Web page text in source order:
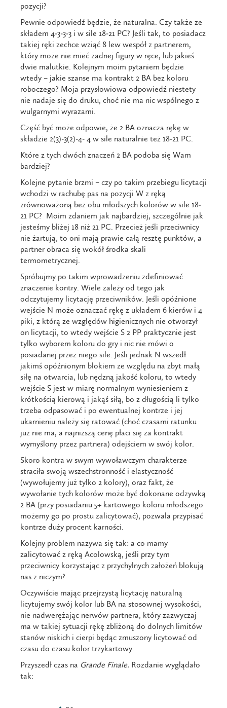
pozycji?
Pewnie odpowiedź będzie, że naturalna. Czy także ze
składem 4-3-3-3 i w sile 18-21 PC? Jeśli tak, to posiadacz
takiej ręki zechce wziąć 8 lew wespół z partnerem,
który może nie mieć żadnej figury w ręce, lub jakieś
dwie malutkie. Kolejnym moim pytaniem będzie
wtedy – jakie szanse ma kontrakt 2 BA bez koloru
roboczego? Moja przysłowiowa odpowiedź niestety
nie nadaje się do druku, choć nie ma nic wspólnego z
wulgarnymi wyrazami.
Część być może odpowie, że 2 BA oznacza rękę w
składzie 2(3)-3(2)-4- 4 w sile naturalnie też 18-21 PC.
Które z tych dwóch znaczeń 2 BA podoba się Wam
bardziej?
Kolejne pytanie brzmi – czy po takim przebiegu licytacji
wchodzi w rachubę pas na pozycji W z ręką
zrównoważoną bez obu młodszych kolorów w sile 18-
21 PC? Moim zdaniem jak najbardziej, szczególnie jak
jesteśmy bliżej 18 niż 21 PC. Przecież jeśli przeciwnicy
nie żartują, to oni mają prawie całą resztę punktów, a
partner obraca się wokół środka skali
termometrycznej.
Spróbujmy po takim wprowadzeniu zdefiniować
znaczenie kontry. Wiele zależy od tego jak
odczytujemy licytację przeciwników. Jeśli opóźnione
wejście N może oznaczać rękę z układem 6 kierów i 4
piki, z którą ze względów higienicznych nie otworzył
on licytacji, to wtedy wejście S 2 PP praktycznie jest
tylko wyborem koloru do gry i nic nie mówi o
posiadanej przez niego sile. Jeśli jednak N wszedł
jakimś opóźnionym blokiem ze względu na zbyt małą
siłę na otwarcia, lub nędzną jakość koloru, to wtedy
wejście S jest w miarę normalnym wyniesieniem z
krótkością kierową i jakąś siłą, bo z długością li tylko
trzeba odpasować i po ewentualnej kontrze i jej
ukarnieniu należy się ratować (choć czasami ratunku
już nie ma, a najniższą cenę płaci się za kontrakt
wymyślony przez partnera) odejściem w swój kolor.
Skoro kontra w swym wywoławczym charakterze
straciła swoją wszechstronność i elastyczność
(wywołujemy już tylko 2 kolory), oraz fakt, że
wywołanie tych kolorów może być dokonane odzywką
2 BA (przy posiadaniu 5+ kartowego koloru młodszego
możemy go po prostu zalicytować), pozwala przypisać
kontrze duży procent karności.
Kolejny problem nazywa się tak: a co mamy
zalicytować z ręką Acolowską, jeśli przy tym
przeciwnicy korzystając z przychylnych założeń blokują
nas z niczym?
Oczywiście mając przejrzystą licytację naturalną
licytujemy swój kolor lub BA na stosownej wysokości,
nie nadwerężając nerwów partnera, który zazwyczaj
ma w takiej sytuacji rękę zbliżoną do dolnych limitów
stanów niskich i cierpi będąc zmuszony licytować od
czasu do czasu kolor trzykartowy.
Przyszedł czas na Grande Finale. Rozdanie wyglądało
tak: